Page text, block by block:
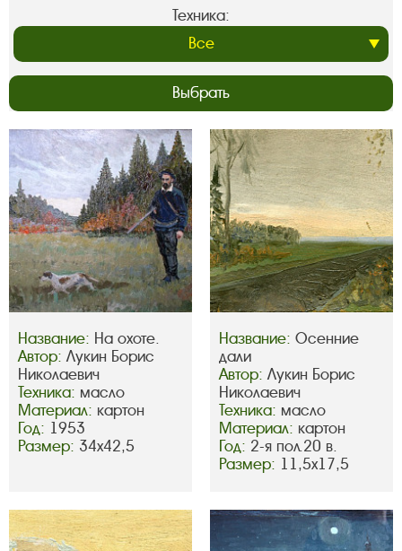
Техника:
Выбрать
Название: На охоте.
Автор: Лукин Борис
Николаевич
Техника: масло
Материал: картон
Год: 1953
Размер: 34х42,5
Название: Осенние
дали
Автор: Лукин Борис
Николаевич
Техника: масло
Материал: картон
Год: 2-я пол.20 в.
Размер: 11,5х17,5